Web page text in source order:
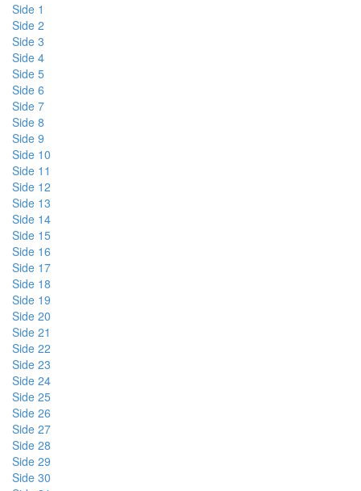
Side 1
Side 2
Side 3
Side 4
Side 5
Side 6
Side 7
Side 8
Side 9
Side 10
Side 11
Side 12
Side 13
Side 14
Side 15
Side 16
Side 17
Side 18
Side 19
Side 20
Side 21
Side 22
Side 23
Side 24
Side 25
Side 26
Side 27
Side 28
Side 29
Side 30